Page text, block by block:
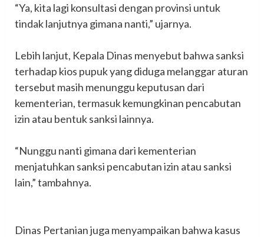
‎“Ya, kita lagi konsultasi dengan provinsi untuk
tindak lanjutnya gimana nanti,” ujarnya.
‎Lebih lanjut, Kepala Dinas menyebut bahwa sanksi
terhadap kios pupuk yang diduga melanggar aturan
tersebut masih menunggu keputusan dari
kementerian, termasuk kemungkinan pencabutan
izin atau bentuk sanksi lainnya.
‎“Nunggu nanti gimana dari kementerian
menjatuhkan sanksi pencabutan izin atau sanksi
lain,” tambahnya.
‎Dinas Pertanian juga menyampaikan bahwa kasus